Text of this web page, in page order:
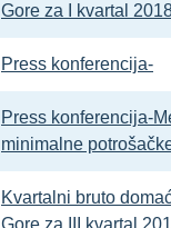
Gore za I kvartal
Press konferencija-
Press konferencija-
minimalne
Kvartalni bruto
Gore za III kvartal